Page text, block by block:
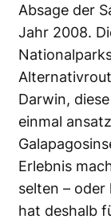
Absage der
Jahr 2008.
Darwin,
einmal
Erlebnis
selten –
hat deshalb